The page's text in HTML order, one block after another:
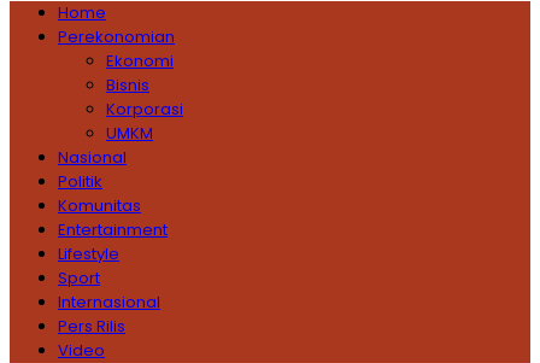
Home
Perekonomian
Ekonomi
Bisnis
Korporasi
UMKM
Nasional
Politik
Komunitas
Entertainment
Lifestyle
Sport
Internasional
Pers Rilis
Video